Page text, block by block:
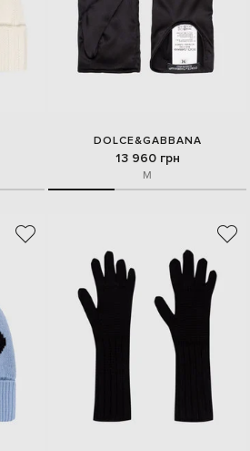
DOLCE&GABBANA
13 960 грн
M